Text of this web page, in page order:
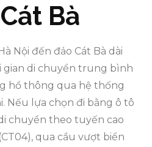
Bà
Nội đến đảo Cát Bà dài
gian di chuyển trung bình
hồ thông qua hệ thống
Nếu lựa chọn đi bằng ô tô
chuyển theo tuyến cao
qua cầu vượt biển